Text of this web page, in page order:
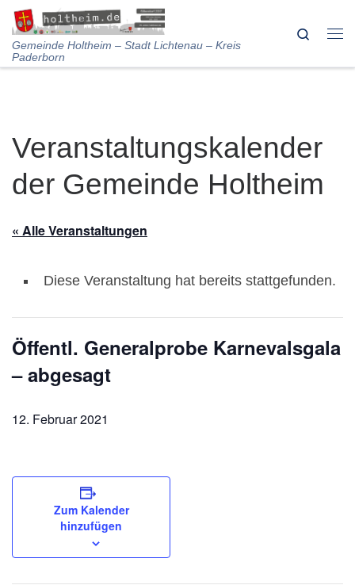
Skip to content
Gemeinde Holtheim – Stadt Lichtenau – Kreis
Paderborn
Search
Veranstaltungskalender
der Gemeinde Holtheim
« Alle Veranstaltungen
Diese Veranstaltung hat bereits stattgefunden.
Öffentl. Generalprobe Karnevalsgala
– abgesagt
12. Februar 2021
Zum Kalender
hinzufügen